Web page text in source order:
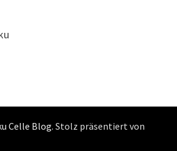
Celle Blog. Stolz präsentiert von